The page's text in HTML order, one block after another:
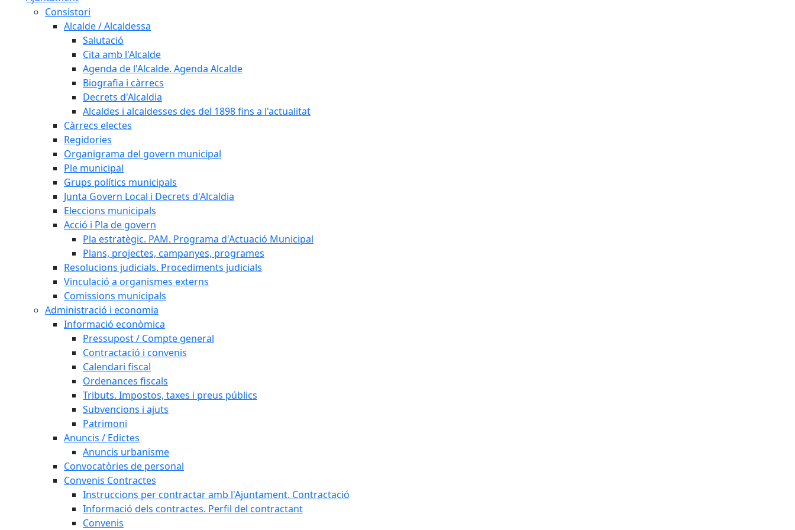
Consistori
Alcalde / Alcaldessa
Salutació
Cita amb l'Alcalde
Agenda de l'Alcalde. Agenda Alcalde
Biografia i càrrecs
Decrets d'Alcaldia
Alcaldes i alcaldesses des del 1898 fins a l'actualitat
Càrrecs electes
Regidories
Organigrama del govern municipal
Ple municipal
Grups polítics municipals
Junta Govern Local i Decrets d'Alcaldia
Eleccions municipals
Acció i Pla de govern
Pla estratègic. PAM. Programa d'Actuació Municipal
Plans, projectes, campanyes, programes
Resolucions judicials. Procediments judicials
Vinculació a organismes externs
Comissions municipals
Administració i economia
Informació econòmica
Pressupost / Compte general
Contractació i convenis
Calendari fiscal
Ordenances fiscals
Tributs. Impostos, taxes i preus públics
Subvencions i ajuts
Patrimoni
Anuncis / Edictes
Anuncis urbanisme
Convocatòries de personal
Convenis Contractes
Instruccions per contractar amb l'Ajuntament. Contractació
Informació dels contractes. Perfil del contractant
Convenis